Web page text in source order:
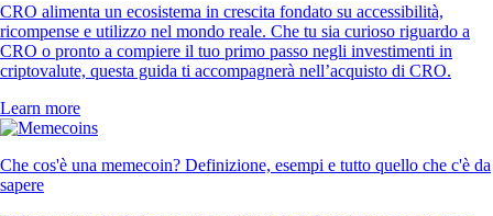
CRO alimenta un ecosistema in crescita fondato su accessibilità,
ricompense e utilizzo nel mondo reale. Che tu sia curioso riguardo a
CRO o pronto a compiere il tuo primo passo negli investimenti in
criptovalute, questa guida ti accompagnerà nell’acquisto di CRO.
Learn more
Che cos'è una memecoin? Definizione, esempi e tutto quello che c'è da
sapere